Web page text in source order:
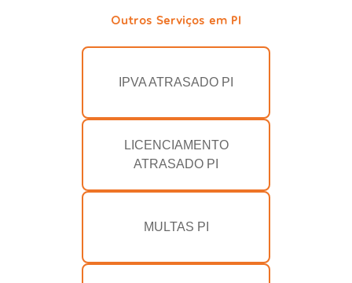
Outros Serviços em PI
IPVA ATRASADO PI
LICENCIAMENTO
ATRASADO PI
MULTAS PI